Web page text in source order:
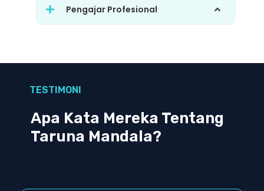
Pengajar Profesional
TESTIMONI
Apa Kata Mereka Tentang
Taruna Mandala?